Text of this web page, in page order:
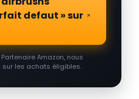
defaut » sur
Amazon, nous
sur les achats éligibles.